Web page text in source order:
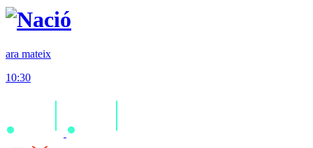
ara mateix
10:30